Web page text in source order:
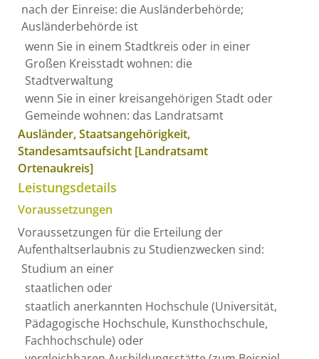
nach der Einreise: die Ausländerbehörde;
Ausländerbehörde ist
wenn Sie in einem Stadtkreis oder in einer
Großen Kreisstadt wohnen: die
Stadtverwaltung
wenn Sie in einer kreisangehörigen Stadt oder
Gemeinde wohnen: das Landratsamt
Ausländer, Staatsangehörigkeit,
Standesamtsaufsicht [Landratsamt
Ortenaukreis]
Leistungsdetails
Voraussetzungen
Voraussetzungen für die Erteilung der
Aufenthaltserlaubnis zu Studienzwecken sind:
Studium an einer
staatlichen oder
staatlich anerkannten Hochschule(Universität,
Pädagogische Hochschule, Kunsthochschule,
Fachhochschule) oder